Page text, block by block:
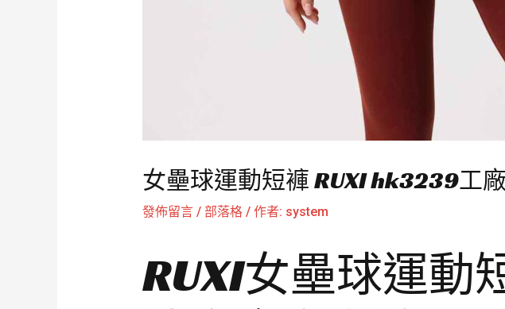
女壘球運動短褲 RUXI hk3239工
發佈留言 / 部落格/ 作者: system
RUXI女壘球運動